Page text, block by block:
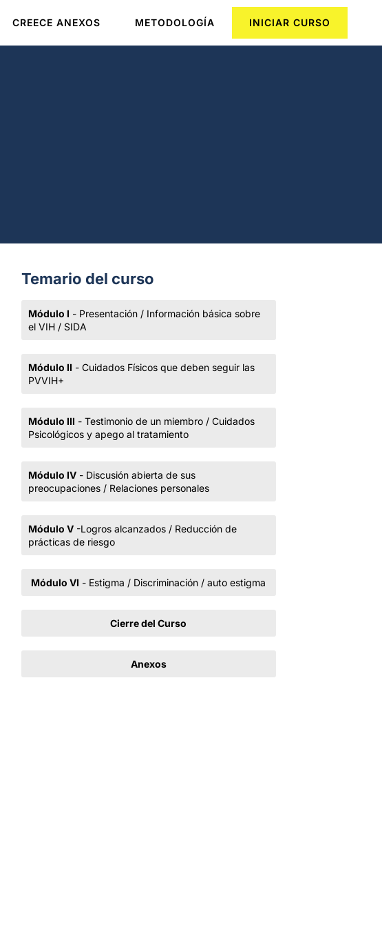
CREECE ANEXOS METODOLOGÍA INICIAR CURSO
Temario del curso
Módulo I - Presentación / Información básica sobre
el VIH / SIDA
Módulo II - Cuidados Físicos que deben seguir las
PVVIH+
Módulo III - Testimonio de un miembro / Cuidados
Psicológicos y apego al tratamiento
Módulo IV- Discusión abierta de sus
preocupaciones / Relaciones personales
Módulo V-Logros alcanzados / Reducción de
prácticas de riesgo
Módulo VI - Estigma / Discriminación / auto estigma
Cierre del Curso
Anexos